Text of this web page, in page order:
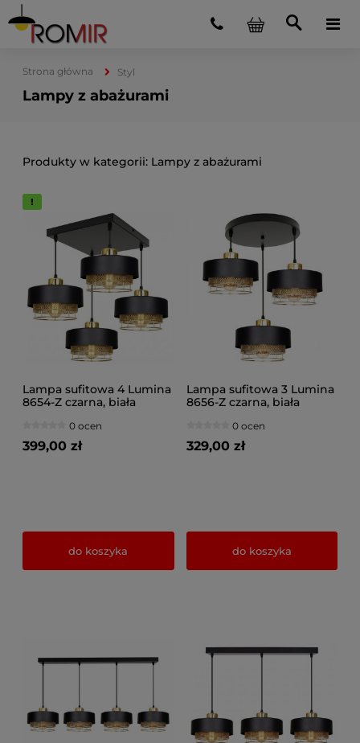
Strona główna Styl
Lampy z abażurami
Lampy z abażurami
Lampa sufitowa 4 Lumina
8654-Z czarna, biała
0 ocen
399,00 zł
do koszyka
Lampa sufitowa 3 Lumina
8656-Z czarna, biała
0 ocen
329,00 zł
do koszyka